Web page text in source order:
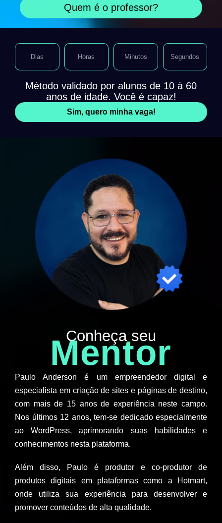
Quem é o professor?
Método validado por alunos de 10 à 60
anos de idade. Você é capaz!
Sim, quero minha vaga!
Dias Horas Minutos Segundos
Conheça seu
Mentor
Paulo Anderson é um empreendedor digital e
especialista em criação de sites e páginas de destino,
com mais de 15 anos de experiência neste campo.
Nos últimos 12 anos, tem-se dedicado especialmente
ao WordPress, aprimorando suas habilidades e
conhecimentos nesta plataforma.
Além disso, Paulo é produtor e co-produtor de
produtos digitais em plataformas como a Hotmart,
onde utiliza sua experiência para desenvolver e
promover conteúdos de alta qualidade.